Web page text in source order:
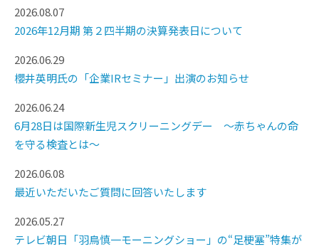
2026.08.07
2026年12月期 第２四半期の決算発表日について
2026.06.29
櫻井英明氏の「企業IRセミナー」出演のお知らせ
2026.06.24
6月28日は国際新生児スクリーニングデー ～赤ちゃんの命
を守る検査とは～
2026.06.08
最近いただいたご質問に回答いたします
2026.05.27
テレビ朝日「羽鳥慎一モーニングショー」の“足梗塞”特集が